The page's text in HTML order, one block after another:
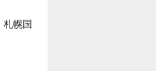
幌国